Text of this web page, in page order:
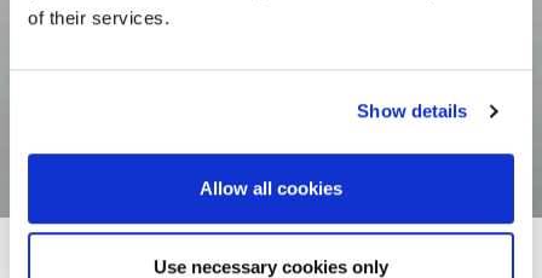
of their services.
Show details
Allow all cookies
Use necessary cookies only